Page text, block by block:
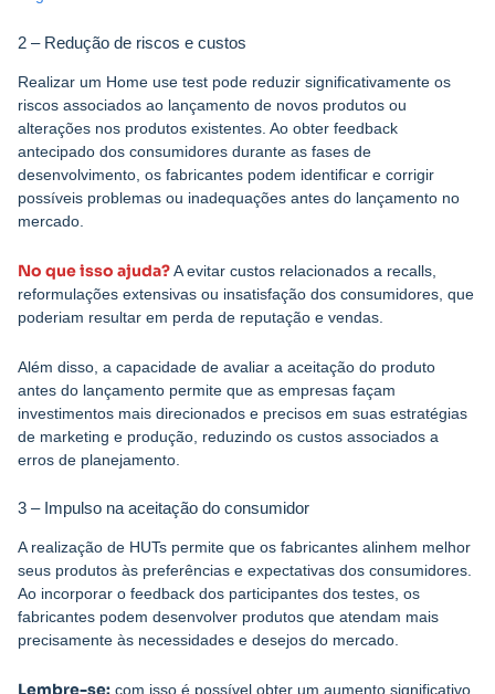
2 – Redução de riscos e custos
Realizar um Home use test pode reduzir significativamente os
riscos associados ao lançamento de novos produtos ou
alterações nos produtos existentes. Ao obter feedback
antecipado dos consumidores durante as fases de
desenvolvimento, os fabricantes podem identificar e corrigir
possíveis problemas ou inadequações antes do lançamento no
mercado.
No que isso ajuda?A evitar custos relacionados a recalls,
reformulações extensivas ou insatisfação dos consumidores, que
poderiam resultar em perda de reputação e vendas.
Além disso, a capacidade de avaliar a aceitação do produto
antes do lançamento permite que as empresas façam
investimentos mais direcionados e precisos em suas estratégias
de marketing e produção, reduzindo os custos associados a
erros de planejamento.
3 – Impulso na aceitação do consumidor
A realização de HUTs permite que os fabricantes alinhem melhor
seus produtos às preferências e expectativas dos consumidores.
Ao incorporar o feedback dos participantes dos testes, os
fabricantes podem desenvolver produtos que atendam mais
precisamente às necessidades e desejos do mercado.
Lembre-se: com isso é possível obter um aumento significativo